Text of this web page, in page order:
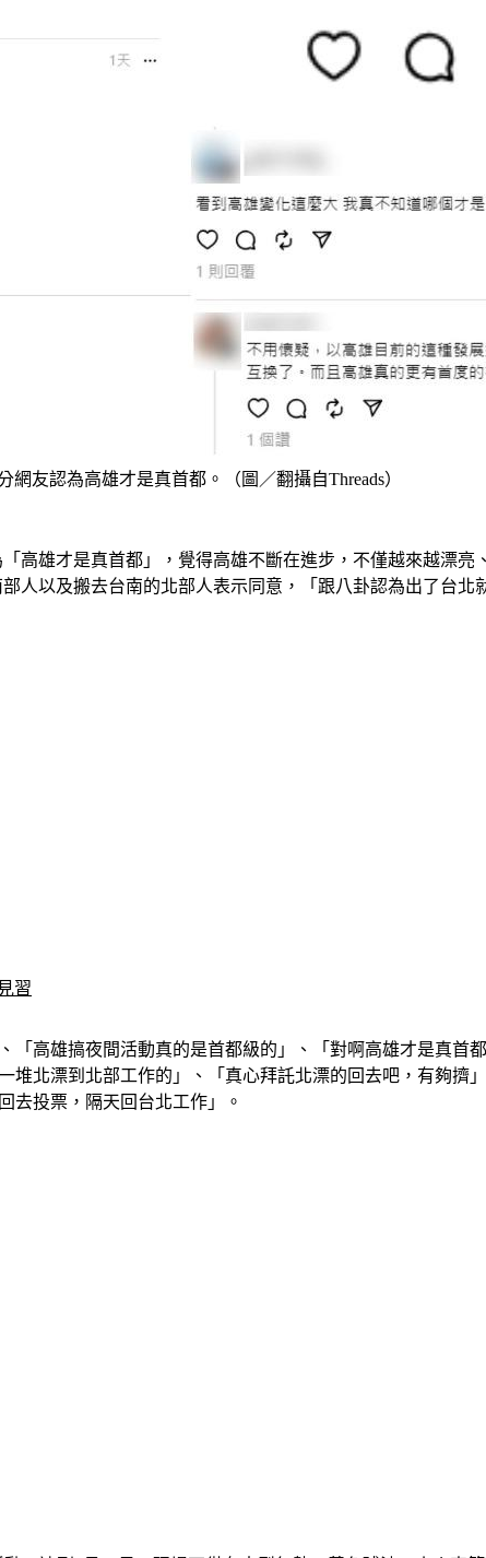
網友認為高雄才是真首都。（圖／翻攝自Threads）
高雄才是真首都」，覺得高雄不斷在進步，不僅越來越漂
人以及搬去台南的北部人表示同意，「跟八卦認為出了台北
習
高雄搞夜間活動真的是首都級的」、「對啊高雄才是真首
北漂到北部工作的」、「真心拜託北漂的回去吧，有夠擠
去投票，隔天回台北工作」。